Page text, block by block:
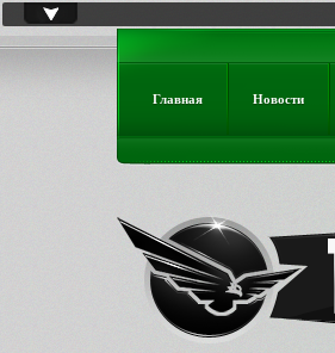
Главная Новости